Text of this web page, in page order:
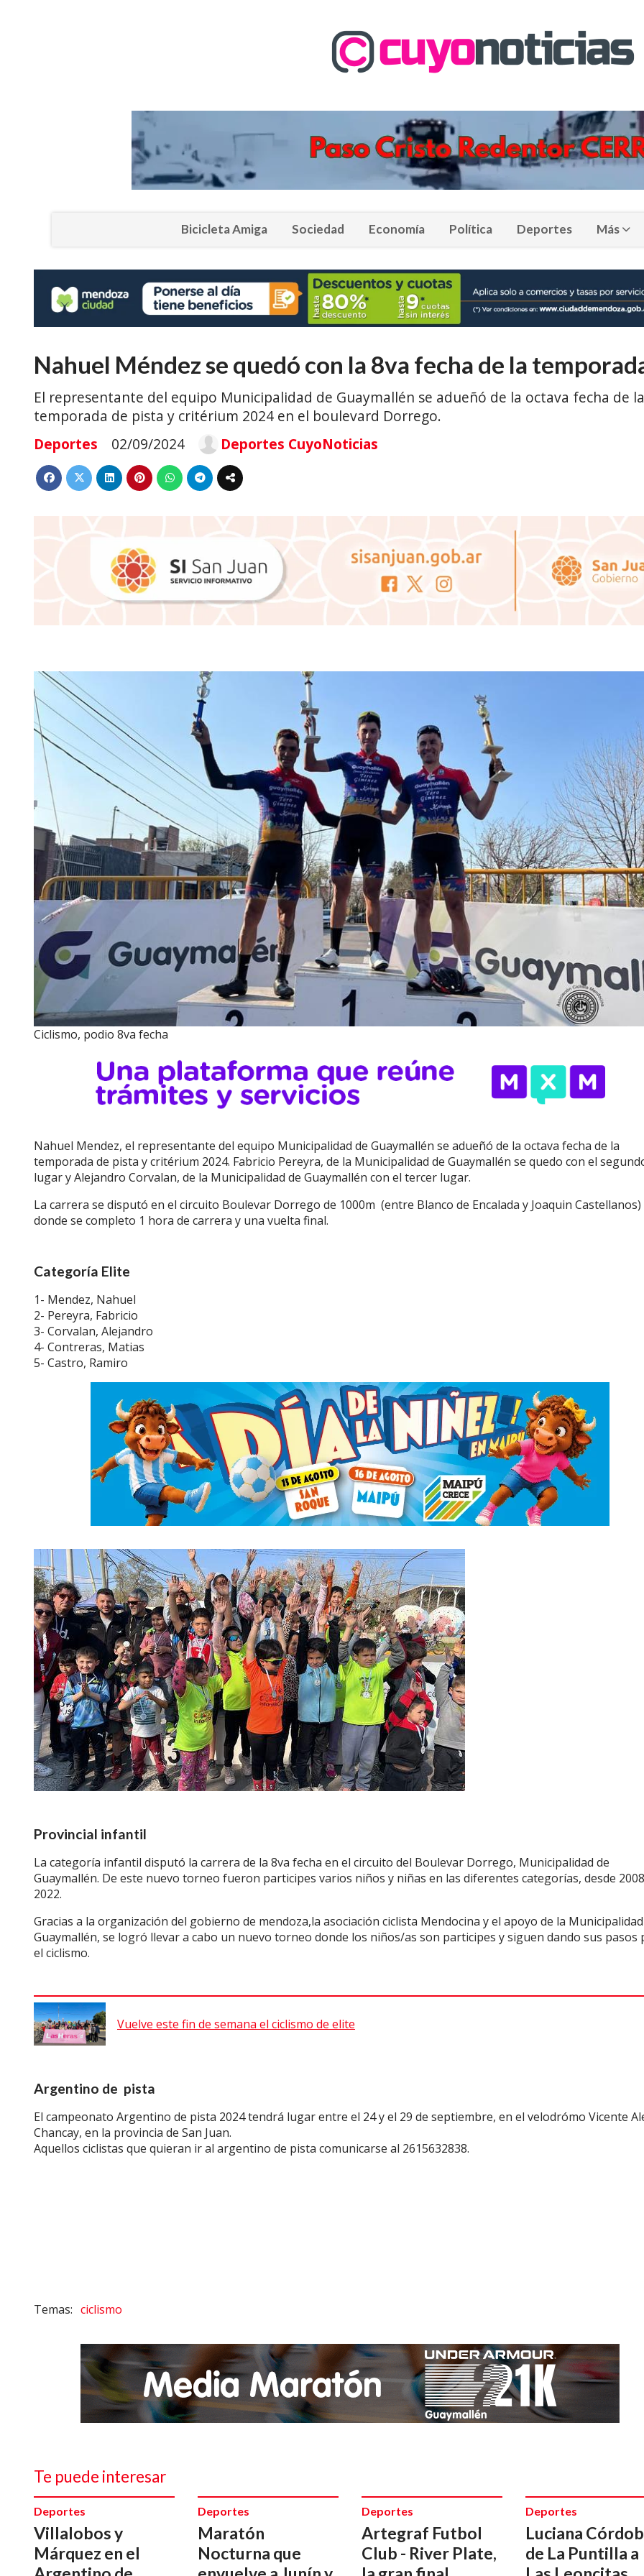
Bicicleta Amiga Sociedad Economía Política Deportes Más
Nahuel Méndez se quedó con la 8va fecha de la
El representante del equipo Municipalidad de Guaymallén se adueñó de la octava fecha de la
temporada de pista y critérium 2024 en el boulevard Dorrego.
Deportes
02/09/2024 Deportes CuyoNoticias
Ciclismo, podio 8va fecha
Nahuel Mendez, el representante del equipo Municipalidad de Guaymallén se adueñó de la octava fecha de la
temporada de pista y critérium 2024. Fabricio Pereyra, de la Municipalidad de Guaymallén se quedo con el
lugar y Alejandro Corvalan, de la Municipalidad de Guaymallén con el tercer lugar.
La carrera se disputó en el circuito Boulevar Dorrego de 1000m (entre Blanco de Encalada y Joaquin Castellanos)
donde se completo 1 hora de carrera y una vuelta final.
Categoría Elite
1- Mendez, Nahuel
2- Pereyra, Fabricio
3- Corvalan, Alejandro
4- Contreras, Matias
5- Castro, Ramiro
Provincial infantil
La categoría infantil disputó la carrera de la 8va fecha en el circuito del Boulevar Dorrego, Municipalidad de
Guaymallén. De este nuevo torneo fueron participes varios niños y niñas en las diferentes categorías, desde
2022.
Gracias a la organización del gobierno de mendoza,la asociación ciclista Mendocina y el apoyo de la
Guaymallén, se logró llevar a cabo un nuevo torneo donde los niños/as son participes y siguen dando sus pasos
el ciclismo.
Vuelve este fin de semana el ciclismo de elite
Argentino de pista
El campeonato Argentino de pista 2024 tendrá lugar entre el 24 y el 29 de septiembre, en el velodrómo Vicente
Chancay, en la provincia de San Juan.
Aquellos ciclistas que quieran ir al argentino de pista comunicarse al 2615632838.
ciclismo
Te puede interesar
Villalobos y
Márquez en el
Deportes
Maratón
Nocturna que
Deportes
Artegraf Futbol
Club - River Plate,
Deportes
Luciana
de La Puntilla a
Deportes